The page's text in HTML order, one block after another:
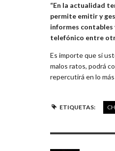
“En la actualidad
permite emitir y
informes contables
telefónico entre
Es importe que si
malos ratos, podrá
repercutirá en lo
ETIQUETAS: